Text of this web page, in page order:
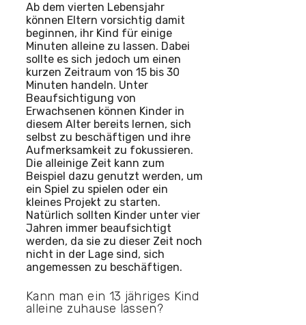
Ab dem vierten Lebensjahr
können Eltern vorsichtig damit
beginnen, ihr Kind für einige
Minuten alleine zu lassen. Dabei
sollte es sich jedoch um einen
kurzen Zeitraum von 15 bis 30
Minuten handeln. Unter
Beaufsichtigung von
Erwachsenen können Kinder in
diesem Alter bereits lernen, sich
selbst zu beschäftigen und ihre
Aufmerksamkeit zu fokussieren.
Die alleinige Zeit kann zum
Beispiel dazu genutzt werden, um
ein Spiel zu spielen oder ein
kleines Projekt zu starten.
Natürlich sollten Kinder unter vier
Jahren immer beaufsichtigt
werden, da sie zu dieser Zeit noch
nicht in der Lage sind, sich
angemessen zu beschäftigen.
Kann man ein 13 jähriges Kind
alleine zuhause lassen?